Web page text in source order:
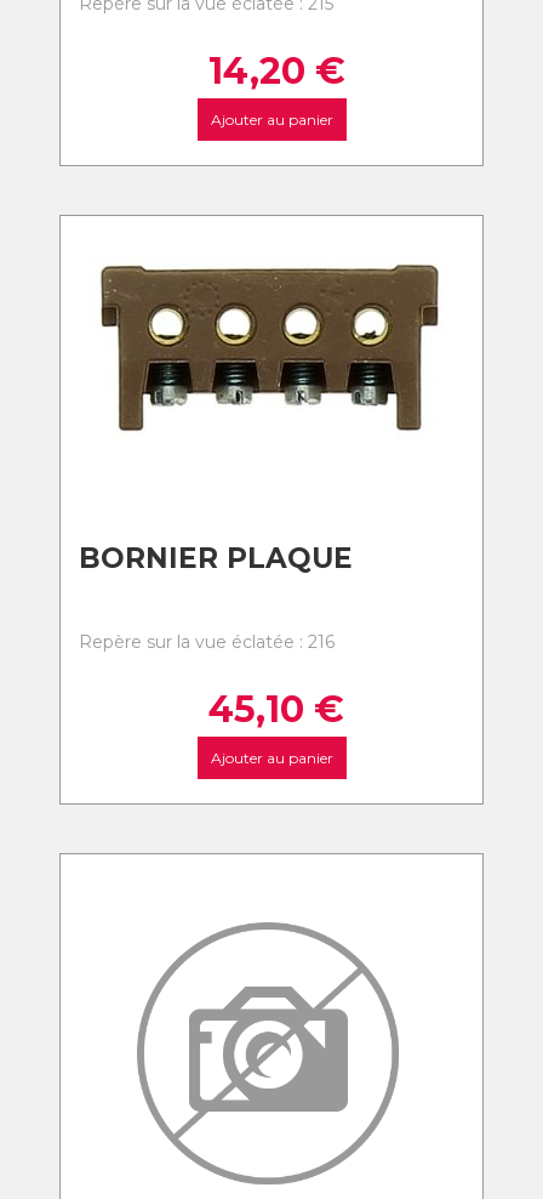
14,20 €
Ajouter au panier
BORNIER PLAQUE
Repère sur la vue éclatée : 216
45,10 €
Ajouter au panier